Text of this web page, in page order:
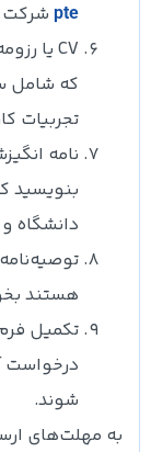
pte شرکت
که شامل
تجربیات
نامه
بنویسید
دانشگاه
هستند
تکمیل
درخواست
شوند.
به مهلت‌های